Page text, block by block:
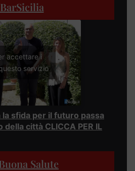
BarSicilia
accettare i
servizio
la sfida per il futuro passa
città CLICCA PER IL
Salute